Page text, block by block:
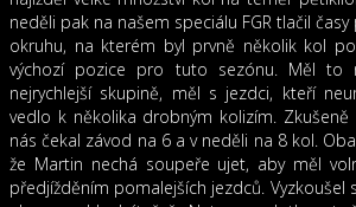
neděli pak na našem speciálu FGR tlačil
okruhu, na kterém byl prvně několik kol
výchozí pozice pro tuto sezónu. Měl to
nejrychlejší skupině, měl s jezdci, kteří
vedlo k několika drobným kolizím.
nás čekal závod na 6 a v neděli na 8 kol.
že Martin nechá soupeře ujet, aby měl
předjížděním pomalejších jezdců. Vyzkoušel